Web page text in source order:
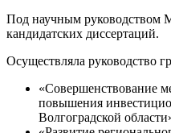
Под научным руководством
кандидатских диссертаций.
Осуществляла
«Совершенствование
повышения
Волгоградской